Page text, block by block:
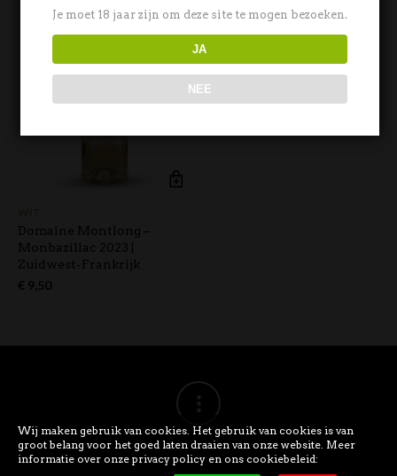
Domaine Montlong –
Monbazillac 2023 |
Zuidwest-Frankrijk
€ 9,50
Wij maken gebruik van cookies. Het gebruik van cookies is van
groot belang voor het goed laten draaien van onze website. Meer
informatie over onze privacy policy en ons cookiebeleid:
Je moet 18 jaar zijn om deze site te mogen bezoeken.
JA
NEE